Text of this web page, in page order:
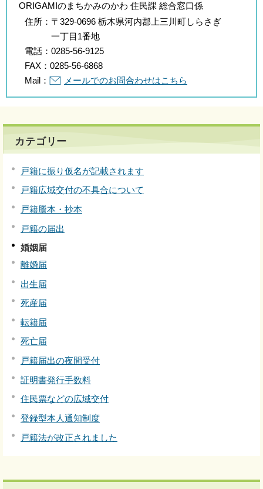
ORIGAMIのまちかみのかわ 住民課 総合窓口係
住所： 〒329-0696 栃木県河内郡上三川町しらさぎ
一丁目1番地
電話： 0285-56-9125
FAX： 0285-56-6868
Mail：
メールでのお問合わせはこちら
カテゴリー
戸籍に振り仮名が記載されます
戸籍広域交付の不具合について
戸籍謄本・抄本
戸籍の届出
婚姻届
離婚届
出生届
死産届
転籍届
死亡届
戸籍届出の夜間受付
証明書発行手数料
住民票などの広域交付
登録型本人通知制度
戸籍法が改正されました